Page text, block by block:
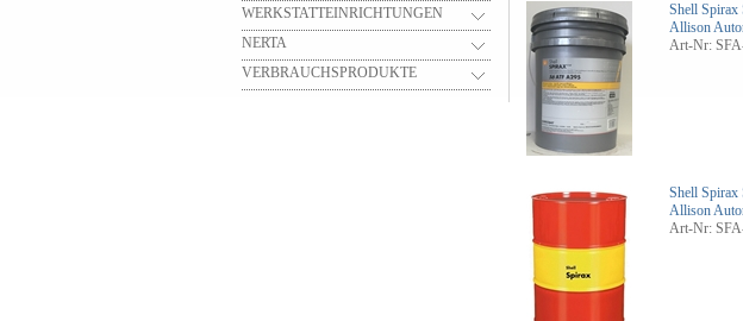
WERKSTATTEINRICHTUNGEN
NERTA
VERBRAUCHSPRODUKTE
Shell Spirax
Allison
Art-Nr:
Shell Spirax
Allison
Art-Nr: